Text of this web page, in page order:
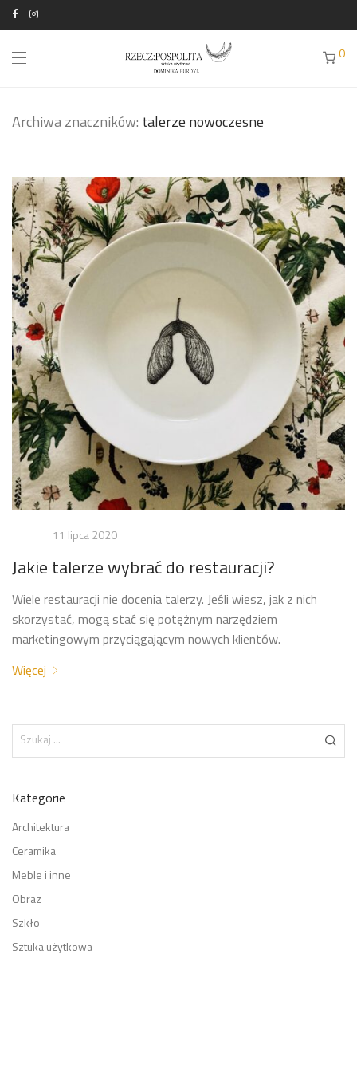
0
Archiwa znaczników: talerze nowoczesne
11 lipca 2020
Jakie talerze wybrać do restauracji?
Wiele restauracji nie docenia talerzy. Jeśli wiesz, jak z nich
skorzystać, mogą stać się potężnym narzędziem
marketingowym przyciągającym nowych klientów.
Więcej
Kategorie
Architektura
Ceramika
Meble i inne
Obraz
Szkło
Sztuka użytkowa